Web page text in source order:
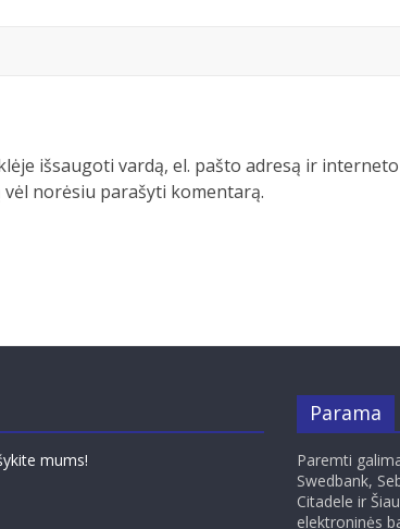
išsaugoti vardą, el. pašto adresą ir
norėsiu parašyti komentarą.
mums!
Parama
Paremti
Swedbank,
Citadele ir
elektroninės